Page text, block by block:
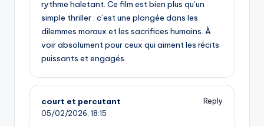
rythme haletant. Ce film est bien plus qu’un
simple thriller : c’est une plongée dans les
dilemmes moraux et les sacrifices humains. À
voir absolument pour ceux qui aiment les récits
puissants et engagés.
court et percutant
Reply
05/02/2026, 18:15